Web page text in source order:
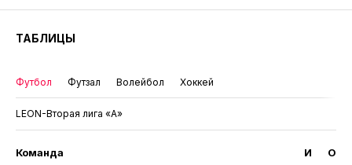
ТАБЛИЦЫ
Футбол Футзал Волейбол Хоккей
LEON-Вторая лига «А»
Команда И О